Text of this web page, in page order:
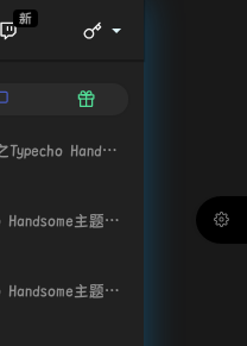
新
评
随
文本博客之Typecho Handsome主题美化记录
Typecho Handsome主题点赞神器
Typecho Handsome主题文章页面包屑导航优化